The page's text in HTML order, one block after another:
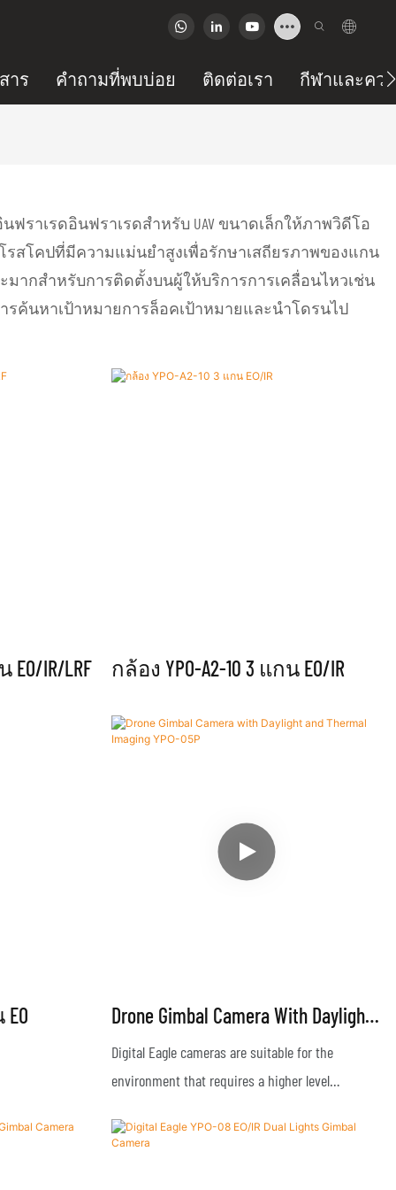
าร คำถามที่พบบ่อย ติดต่อเรา กีฬาและคว
ราเรดอินฟราเรดสำหรับ UAV ขนาดเล็กให้ภาพวิดีโอ
รสโคปที่มีความแม่นยำสูงเพื่อรักษาเสถียรภาพของแกน
มากสำหรับการติดตั้งบนผู้ให้บริการการเคลื่อนไหวเช่น
ค้นหาเป้าหมายการล็อคเป้าหมายและนำโดรนไป
EO/IR/LRF กล้อง YPO-A2-10 3 แกน EO/IR
Drone Gimbal Camera With Daylight
And Thermal Imaging YPO-05P
Digital Eagle cameras are suitable for the
environment that requires a higher level
proof and salt fog-proof features. The cameras